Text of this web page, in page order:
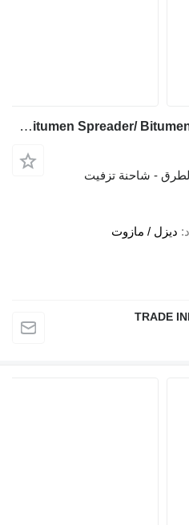
TICAB Manufacturer Bitumen Spreader/ Bitumen Emulsion Sprayer 8000 L
الطرق - شاحنة تزفيت
ديزل / مازوت
TRADE